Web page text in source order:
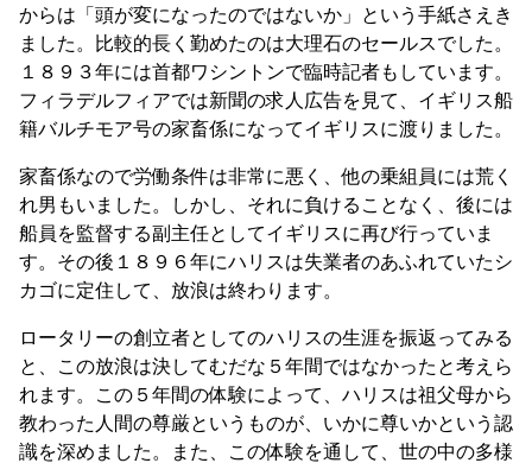
からは「頭が変になったのではないか」という手紙さえき
ました。比較的長く勤めたのは大理石のセールスでした。
１８９３年には首都ワシントンで臨時記者もしています。
フィラデルフィアでは新聞の求人広告を見て、イギリス船
籍バルチモア号の家畜係になってイギリスに渡りました。
家畜係なので労働条件は非常に悪く、他の乗組員には荒く
れ男もいました。しかし、それに負けることなく、後には
船員を監督する副主任としてイギリスに再び行っていま
す。その後１８９６年にハリスは失業者のあふれていたシ
カゴに定住して、放浪は終わります。
ロータリーの創立者としてのハリスの生涯を振返ってみる
と、この放浪は決してむだな５年間ではなかったと考えら
れます。この５年間の体験によって、ハリスは祖父母から
教わった人間の尊厳というものが、いかに尊いかという認
識を深めました。また、この体験を通して、世の中の多様